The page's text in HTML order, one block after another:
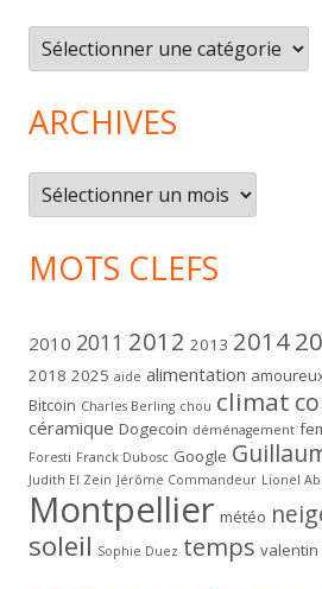
Catégories
ARCHIVES
Archives
MOTS CLEFS
2010 2011 2012 2013 2014
2018 2025 aide alimentation
Bitcoin Charles Berling chou climat
céramique Dogecoin déménagement
Foresti Franck Dubosc Google
Judith El Zein Jérôme Commandeur Lionel
Montpellier météo
soleil Sophie Duez temps valentin